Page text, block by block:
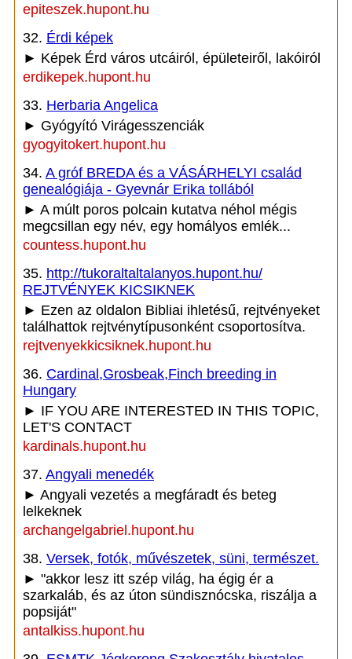
epiteszek.hupont.hu
32. Érdi képek
► Képek Érd város utcáiról, épületeiről, lakóiról
erdikepek.hupont.hu
33. Herbaria Angelica
► Gyógyító Virágesszenciák
gyogyitokert.hupont.hu
34. A gróf BREDA és a VÁSÁRHELYI család
genealógiája - Gyevnár Erika tollából
► A múlt poros polcain kutatva néhol mégis
megcsillan egy név, egy homályos emlék...
countess.hupont.hu
35. http://tukoraltaltalanyos.hupont.hu/
REJTVÉNYEK KICSIKNEK
► Ezen az oldalon Bibliai ihletésű, rejtvényeket
találhattok rejtvénytípusonként csoportosítva.
rejtvenyekkicsiknek.hupont.hu
36. Cardinal,Grosbeak,Finch breeding in
Hungary
► IF YOU ARE INTERESTED IN THIS TOPIC,
LET'S CONTACT
kardinals.hupont.hu
37. Angyali menedék
► Angyali vezetés a megfáradt és beteg
lelkeknek
archangelgabriel.hupont.hu
38. Versek, fotók, művészetek, süni, természet.
► "akkor lesz itt szép világ, ha égig ér a
szarkaláb, és az úton sündisznócska, riszálja a
popsiját"
antalkiss.hupont.hu